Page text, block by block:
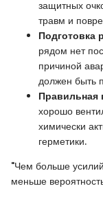
защитных
травм и
Подготовка
рядом нет
причиной
должен быть
Правильная
хорошо
химически
герметики.
"Чем больше
меньше